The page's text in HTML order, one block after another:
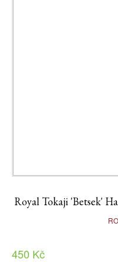
Royal Tokaji 'Betsek'
450 Kč